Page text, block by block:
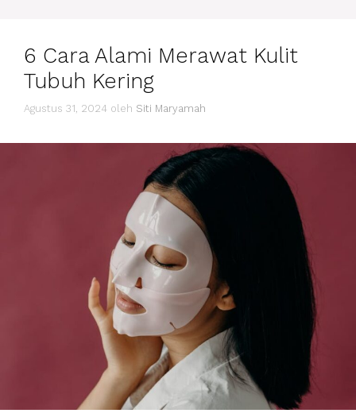
6 Cara Alami Merawat Kulit
Tubuh Kering
Agustus 31, 2024 oleh Siti Maryamah